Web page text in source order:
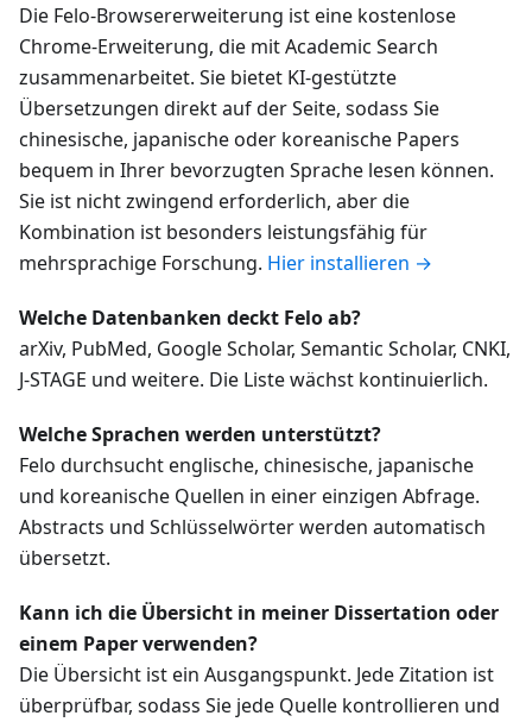
Die Felo-Browsererweiterung ist eine kostenlose
Chrome-Erweiterung, die mit Academic Search
zusammenarbeitet. Sie bietet KI-gestützte
Übersetzungen direkt auf der Seite, sodass Sie
chinesische, japanische oder koreanische Papers
bequem in Ihrer bevorzugten Sprache lesen können.
Sie ist nicht zwingend erforderlich, aber die
Kombination ist besonders leistungsfähig für
mehrsprachige Forschung. Hier installieren →
Welche Datenbanken deckt Felo ab?
arXiv, PubMed, Google Scholar, Semantic Scholar, CNKI,
J-STAGE und weitere. Die Liste wächst kontinuierlich.
Welche Sprachen werden unterstützt?
Felo durchsucht englische, chinesische, japanische
und koreanische Quellen in einer einzigen Abfrage.
Abstracts und Schlüsselwörter werden automatisch
übersetzt.
Kann ich die Übersicht in meiner Dissertation oder
einem Paper verwenden?
Die Übersicht ist ein Ausgangspunkt. Jede Zitation ist
überprüfbar, sodass Sie jede Quelle kontrollieren und